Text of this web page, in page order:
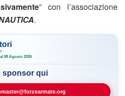
” con l’associazione
.
08 Agosto 2026
sponsor qui